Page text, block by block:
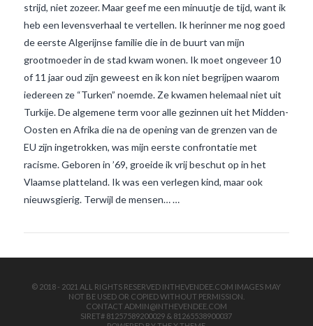
VIEW POST
strijd, niet zozeer. Maar geef me een minuutje de tijd, want ik
heb een levensverhaal te vertellen. Ik herinner me nog goed
de eerste Algerijnse familie die in de buurt van mijn
grootmoeder in de stad kwam wonen. Ik moet ongeveer 10
of 11 jaar oud zijn geweest en ik kon niet begrijpen waarom
iedereen ze “Turken” noemde. Ze kwamen helemaal niet uit
Turkije. De algemene term voor alle gezinnen uit het Midden-
Oosten en Afrika die na de opening van de grenzen van de
EU zijn ingetrokken, was mijn eerste confrontatie met
racisme. Geboren in ’69, groeide ik vrij beschut op in het
Vlaamse platteland. Ik was een verlegen kind, maar ook
nieuwsgierig. Terwijl de mensen… …
© 2018 - 2021 ALL RIGHTS RESERVED INTHEVENDEE.COM IMAGES MAY
NOT BE USED OR COPIED WITHOUT PERMISSION.
CONTACT ADMIN@INTHEVENDEE.COM
SIRET# 81257589200029 & 81265538900037